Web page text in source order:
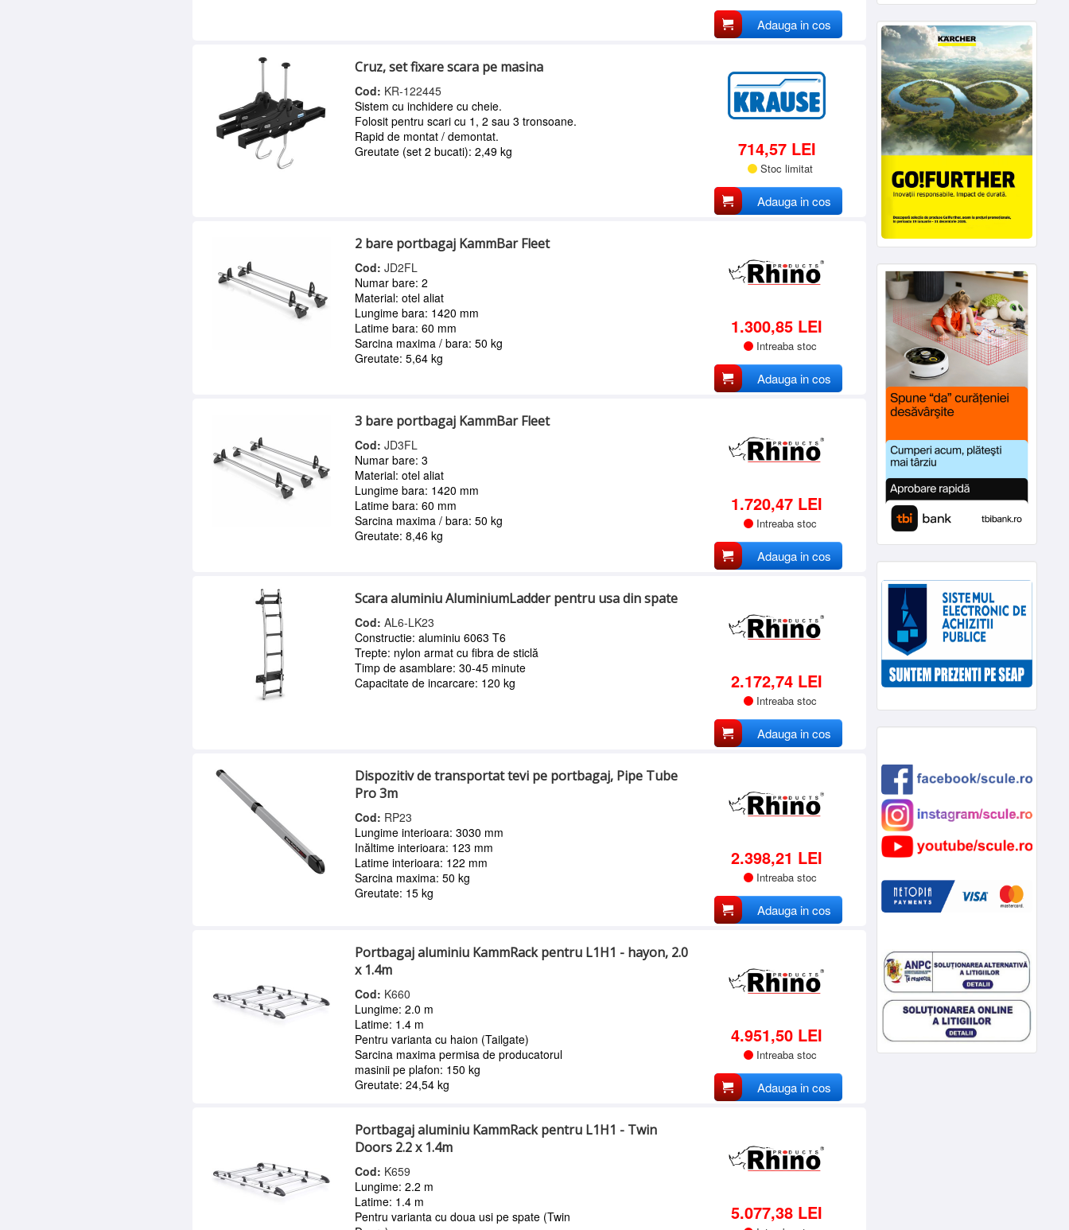
Adauga in cos
Cruz, set fixare scara pe masina
Cod: KR-122445
Sistem cu inchidere cu cheie.
Folosit pentru scari cu 1, 2 sau 3 tronsoane.
Rapid de montat / demontat.
Greutate (set 2 bucati): 2,49 kg
714,57 LEI
Stoc limitat
Adauga in cos
2 bare portbagaj KammBar Fleet
Cod:JD2FL
Numar bare: 2
Material: otel aliat
Lungime bara: 1420 mm
Latime bara: 60 mm
Sarcina maxima / bara: 50 kg
Greutate: 5,64 kg
1.300,85 LEI
Intreaba stoc
Adauga in cos
3 bare portbagaj KammBar Fleet
Cod:JD3FL
Numar bare: 3
Material: otel aliat
Lungime bara: 1420 mm
Latime bara: 60 mm
Sarcina maxima / bara: 50 kg
Greutate: 8,46 kg
1.720,47 LEI
Intreaba stoc
Adauga in cos
Scara aluminiu AluminiumLadder pentru usa din spate
Cod:AL6-LK23
Constructie: aluminiu 6063 T6
Trepte: nylon armat cu fibra de sticlă
Timp de asamblare: 30-45 minute
Capacitate de incarcare: 120 kg
2.172,74 LEI
Intreaba stoc
Adauga in cos
Dispozitiv de transportat tevi pe portbagaj, Pipe Tube
Pro 3m
Cod: RP23
Lungime interioara: 3030 mm
Inăltime interioara: 123 mm
Latime interioara: 122 mm
Sarcina maxima: 50 kg
Greutate: 15 kg
2.398,21 LEI
Intreaba stoc
Adauga in cos
Portbagaj aluminiu KammRack pentru L1H1 - hayon, 2.0
x 1.4m
Cod: K660
Lungime: 2.0 m
Latime: 1.4 m
Pentru varianta cu haion (Tailgate)
Sarcina maxima permisa de producatorul
masinii pe plafon: 150 kg
Greutate: 24,54 kg
4.951,50 LEI
Intreaba stoc
Adauga in cos
Portbagaj aluminiu KammRack pentru L1H1 - Twin
Doors 2.2 x 1.4m
Cod: K659
Lungime: 2.2 m
Latime: 1.4 m
Pentru varianta cu doua usi pe spate (Twin
5.077,38 LEI